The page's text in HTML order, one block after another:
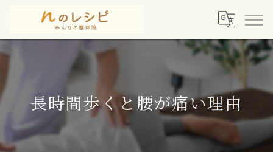
長時間歩くと腰が痛い理由